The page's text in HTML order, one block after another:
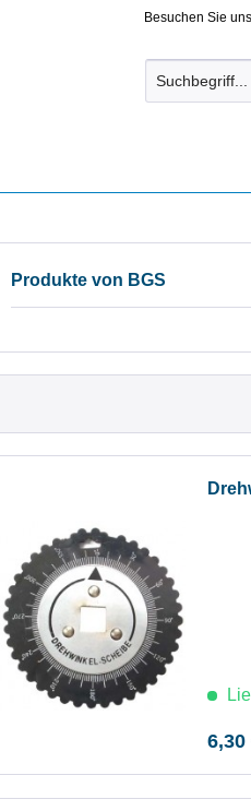
Besuchen Sie
Produkte von BGS
6,30